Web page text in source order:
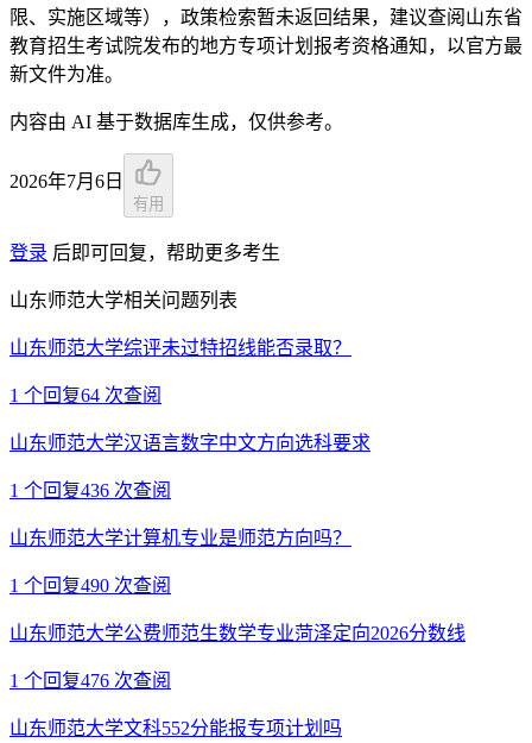
限、实施区域等），政策检索暂未返回结果，建议查阅山东省
教育招生考试院发布的地方专项计划报考资格通知，以官方最
新文件为准。
内容由 AI 基于数据库生成，仅供参考。
2026年7月6日
有用
登录 后即可回复，帮助更多考生
山东师范大学相关问题列表
山东师范大学综评未过特招线能否录取？
1 个回复64 次查阅
山东师范大学汉语言数字中文方向选科要求
1 个回复436 次查阅
山东师范大学计算机专业是师范方向吗？
1 个回复490 次查阅
山东师范大学公费师范生数学专业菏泽定向2026分数线
1 个回复476 次查阅
山东师范大学文科552分能报专项计划吗